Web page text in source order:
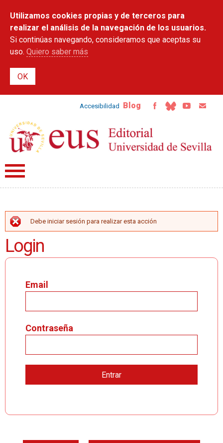
contenido
principal
Utilizamos cookies propias y de terceros para
realizar el análisis de la navegación de los usuarios.
Si continúas navegando, consideramos que aceptas su
uso. Quiero saber más
Accesibilidad Blog
MENSAJE DE ERROR
Debe iniciar sesión para realizar esta acción
Login
Email
Contraseña